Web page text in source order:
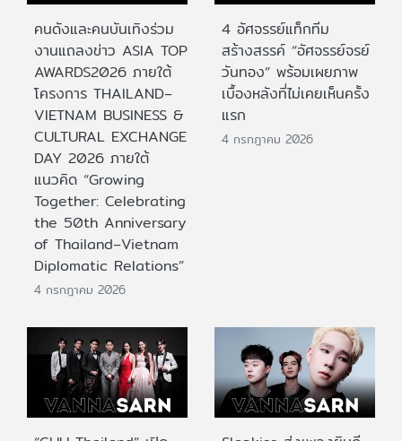
คนดังและคนบันเทิงร่วม
งานแถลงข่าว ASIA TOP
AWARDS2026 ภายใต้
โครงการ THAILAND–
VIETNAM BUSINESS &
CULTURAL EXCHANGE
DAY 2026 ภายใต้
แนวคิด “Growing
Together: Celebrating
the 50th Anniversary
of Thailand–Vietnam
Diplomatic Relations”
4 กรกฎาคม 2026
4 อัศจรรย์แท็กทีม
สร้างสรรค์ “อัศจรรย์จรย์
วันทอง” พร้อมเผยภาพ
เบื้องหลังที่ไม่เคยเห็นครั้ง
แรก
4 กรกฎาคม 2026